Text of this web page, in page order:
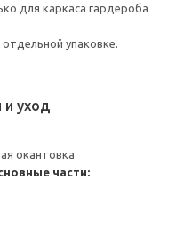
для каркаса гардероба
упаковке.
уход
окантовка
части: